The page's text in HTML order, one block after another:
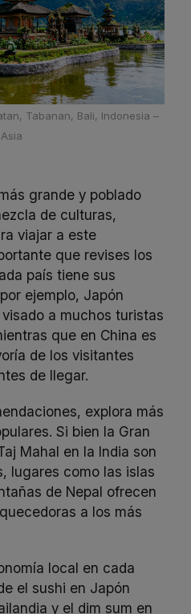
Tabanan, Bali, Indonesia –
Asia
grande y poblado
de culturas,
viajar a este
que revises los
país tiene sus
ejemplo, Japón
a muchos turistas
que en China es
de los visitantes
de llegar.
explora más
Si bien la Gran
Mahal en la India son
lugares como las islas
de Nepal ofrecen
a los más
local en cada
el sushi en Japón
y el dim sum en